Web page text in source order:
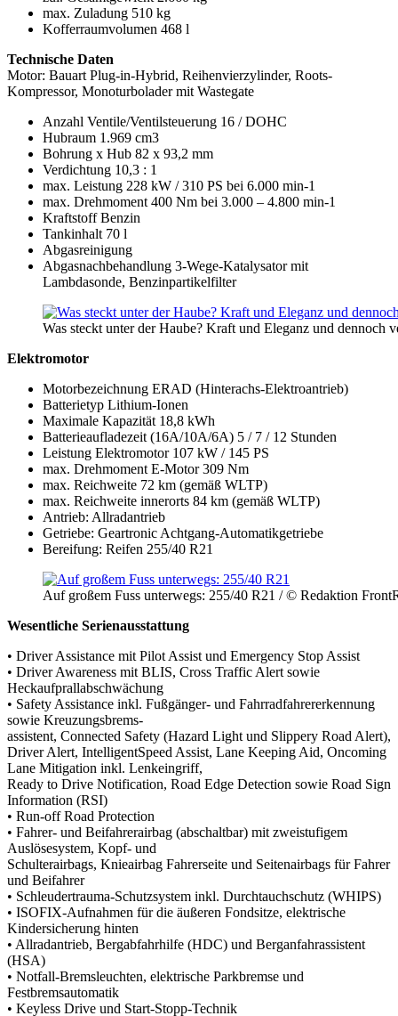
max. Zuladung 510 kg
Kofferraumvolumen 468 l
Technische Daten
Motor: Bauart Plug-in-Hybrid, Reihenvierzylinder, Roots-
Kompressor, Monoturbolader mit Wastegate
Anzahl Ventile/Ventilsteuerung 16 / DOHC
Hubraum 1.969 cm3
Bohrung x Hub 82 x 93,2 mm
Verdichtung 10,3 : 1
max. Leistung 228 kW / 310 PS bei 6.000 min-1
max. Drehmoment 400 Nm bei 3.000 – 4.800 min-1
Kraftstoff Benzin
Tankinhalt 70 l
Abgasreinigung
Abgasnachbehandlung 3-Wege-Katalysator mit
Lambdasonde, Benzinpartikelfilter
Was steckt unter der Haube? Kraft und Eleganz und
Elektromotor
Motorbezeichnung ERAD (Hinterachs-Elektroantrieb)
Batterietyp Lithium-Ionen
Maximale Kapazität 18,8 kWh
Batterieaufladezeit (16A/10A/6A) 5 / 7 / 12 Stunden
Leistung Elektromotor 107 kW / 145 PS
max. Drehmoment E-Motor 309 Nm
max. Reichweite 72 km (gemäß WLTP)
max. Reichweite innerorts 84 km (gemäß WLTP)
Antrieb: Allradantrieb
Getriebe: Geartronic Achtgang-Automatikgetriebe
Bereifung: Reifen 255/40 R21
Auf großem Fuss unterwegs: 255/40 R21 / © Redaktion
Wesentliche Serienausstattung
• Driver Assistance mit Pilot Assist und Emergency Stop Assist
• Driver Awareness mit BLIS, Cross Traffic Alert sowie
Heckaufprallabschwächung
• Safety Assistance inkl. Fußgänger- und Fahrradfahrererkennung
sowie Kreuzungsbrems-
assistent, Connected Safety (Hazard Light und Slippery Road Alert),
Driver Alert, IntelligentSpeed Assist, Lane Keeping Aid, Oncoming
Lane Mitigation inkl. Lenkeingriff,
Ready to Drive Notification, Road Edge Detection sowie Road Sign
Information (RSI)
• Run-off Road Protection
• Fahrer- und Beifahrerairbag (abschaltbar) mit zweistufigem
Auslösesystem, Kopf- und
Schulterairbags, Knieairbag Fahrerseite und Seitenairbags für Fahrer
und Beifahrer
• Schleudertrauma-Schutzsystem inkl. Durchtauchschutz (WHIPS)
• ISOFIX-Aufnahmen für die äußeren Fondsitze, elektrische
Kindersicherung hinten
• Allradantrieb, Bergabfahrhilfe (HDC) und Berganfahrassistent
(HSA)
• Notfall-Bremsleuchten, elektrische Parkbremse und
Festbremsautomatik
• Keyless Drive und Start-Stopp-Technik